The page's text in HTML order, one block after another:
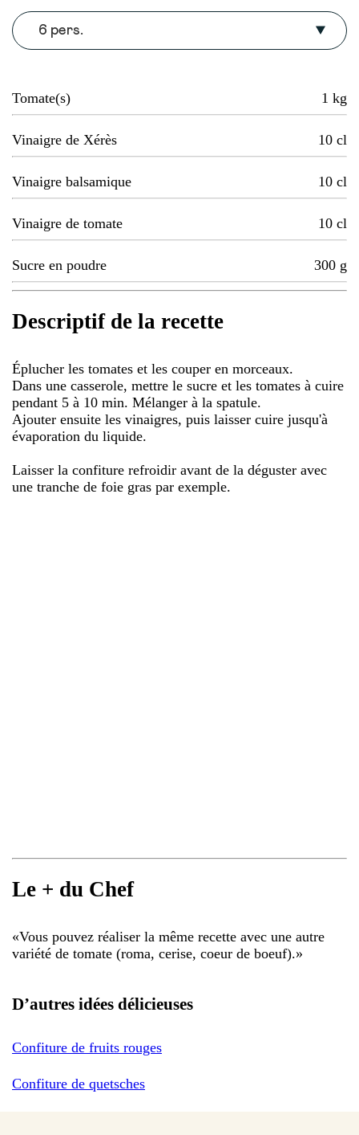
6 pers.
Tomate(s) 1 kg
Vinaigre de Xérès 10 cl
Vinaigre balsamique 10 cl
Vinaigre de tomate 10 cl
Sucre en poudre 300 g
Descriptif de la recette
Éplucher les tomates et les couper en morceaux.
Dans une casserole, mettre le sucre et les tomates à cuire
pendant 5 à 10 min. Mélanger à la spatule.
Ajouter ensuite les vinaigres, puis laisser cuire jusqu'à
évaporation du liquide.
Laisser la confiture refroidir avant de la déguster avec
une tranche de foie gras par exemple.
Le + du Chef
«Vous pouvez réaliser la même recette avec une autre
variété de tomate (roma, cerise, coeur de boeuf).»
D’autres idées délicieuses
Confiture de fruits rouges
Confiture de quetsches